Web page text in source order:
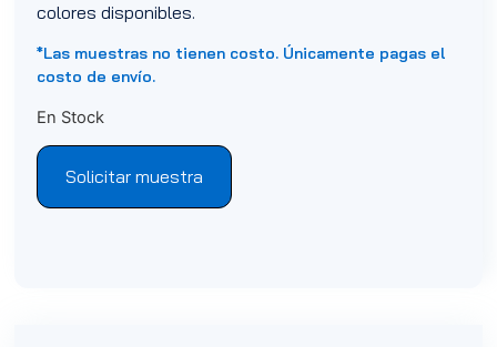
colores disponibles.
*Las muestras no tienen costo. Únicamente pagas el
costo de envío.
En Stock
Solicitar muestra